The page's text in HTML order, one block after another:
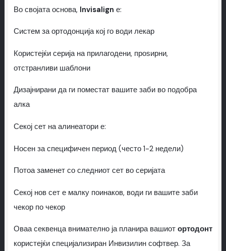
Во својата основа, Invisalign е:
Систем за ортодонција кој го води лекар
Користејќи серија на прилагодени, проѕирни,
отстранливи шаблони
Дизајнирани да ги поместат вашите заби во подобра
алка
Секој сет на алинеатори е:
Носен за специфичен период (често 1-2 недели)
Потоа заменет со следниот сет во серијата
Секој нов сет е малку поинаков, води ги вашите заби
чекор по чекор
Оваа секвенца внимателно ја планира вашиот ортодонт
користејќи специјализиран Инвизилин софтвер. За